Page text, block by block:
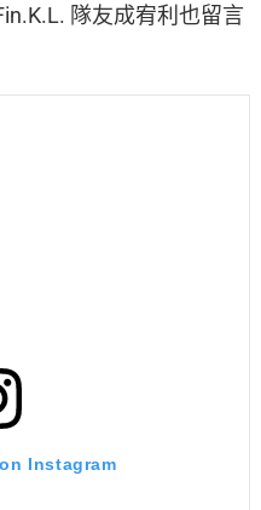
隊友成宥利也留言
Instagram